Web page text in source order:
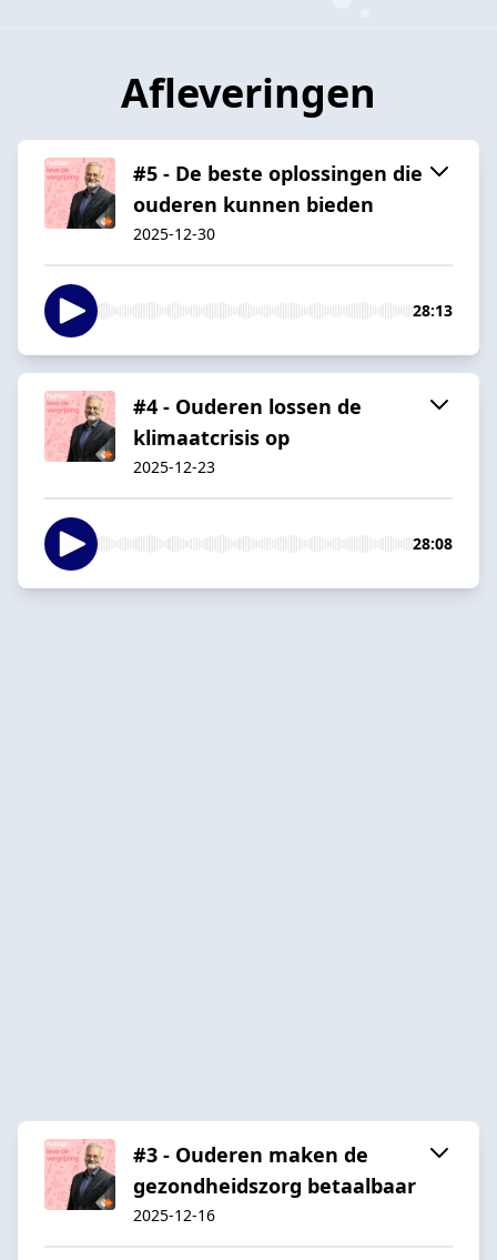
Afleveringen
#5 - De beste oplossingen die
ouderen kunnen bieden
2025-12-30
28:13
#4 - Ouderen lossen de
klimaatcrisis op
2025-12-23
28:08
#3 - Ouderen maken de
gezondheidszorg betaalbaar
2025-12-16